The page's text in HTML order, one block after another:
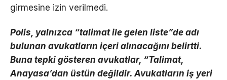
girmesine izin verilmedi.
Polis, yalnızca “talimat ile gelen liste”de adı
bulunan avukatların içeri alınacağını belirtti.
Buna tepki gösteren avukatlar, “Talimat,
Anayasa’dan üstün değildir. Avukatların iş yeri